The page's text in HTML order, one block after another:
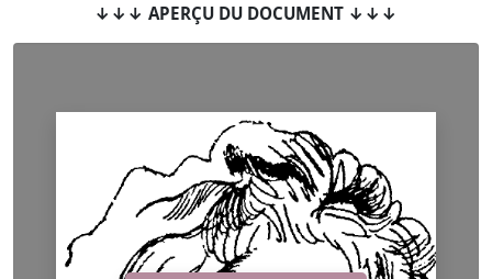
↓↓↓ APERÇU DU DOCUMENT ↓↓↓